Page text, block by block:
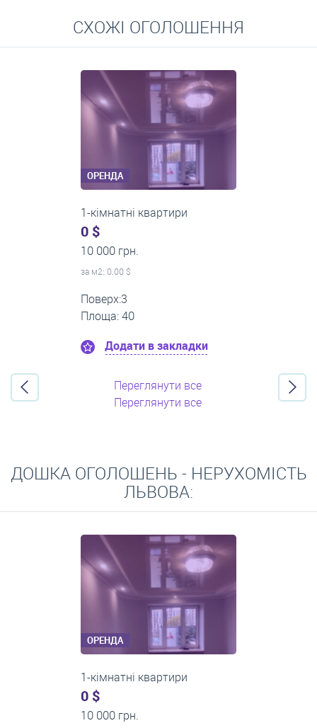
Середні ціни на довготривалу оренду квартир, особняків,
кімнат
СХОЖІ ОГОЛОШЕННЯ
ОРЕНДА
1-кімнатні квартири
0 $
11 200 грн.
за м2: 0.00 $
Поверх:1
Площа: 35
Додати в закладки
Переглянути все
Переглянути все
ДОШКА ОГОЛОШЕНЬ - НЕРУХОМІСТЬ
ЛЬВОВА:
ОРЕНДА
2-кімнатні квартири
0 $
16 000 грн.